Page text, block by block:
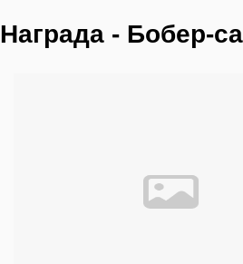
Награда - Бобер-